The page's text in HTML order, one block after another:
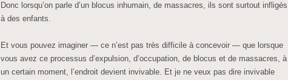
Donc lorsqu’on parle d’un blocus inhumain, de massacres, ils sont surtout infligés
à des enfants.
Et vous pouvez imaginer — ce n’est pas très difficile à concevoir — que lorsque
vous avez ce processus d’expulsion, d’occupation, de blocus et de massacres, à
un certain moment, l’endroit devient invivable. Et je ne veux pas dire invivable